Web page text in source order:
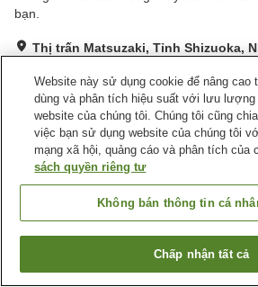
bạn.
Thị trấn Matsuzaki, Tỉnh Shizuoka,
Xuất sắc Đánh giá:7 lượt
Tiện nghi chỗ nghỉ
Bãi đỗ xe
Trang chủ Nhật Bản Tỉnh Shizuoka
Tìm phòng trống
Website này sử dụng cookie để nâng cao
dùng và phân tích hiệu suất với lưu lượng
website của chúng tôi. Chúng tôi cũng
việc bạn sử dụng website của chúng tôi
mạng xã hội, quảng cáo và phân tích của
sách quyền riêng tư
Không bán thông tin cá
Chấp nhận tất cả